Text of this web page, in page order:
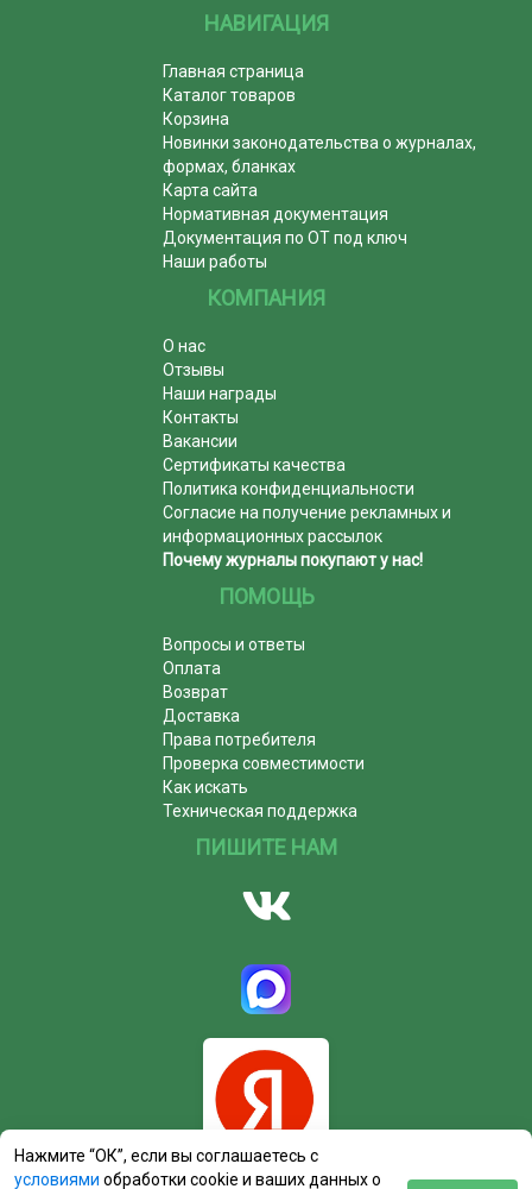
НАВИГАЦИЯ
Главная страница
Каталог товаров
Корзина
Новинки законодательства о журналах,
формах, бланках
Карта сайта
Нормативная документация
Документация по ОТ под ключ
Наши работы
КОМПАНИЯ
О нас
Отзывы
Наши награды
Контакты
Вакансии
Сертификаты качества
Политика конфиденциальности
Согласие на получение рекламных и
информационных рассылок
Почему журналы покупают у нас!
ПОМОЩЬ
Вопросы и ответы
Оплата
Возврат
Доставка
Права потребителя
Проверка совместимости
Как искать
Техническая поддержка
ПИШИТЕ НАМ
Нажмите “ОК”, если вы соглашаетесь с
условиями обработки cookie и ваших данных о